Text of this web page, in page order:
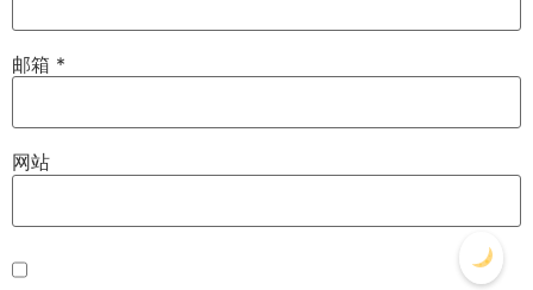
邮箱 *
网站